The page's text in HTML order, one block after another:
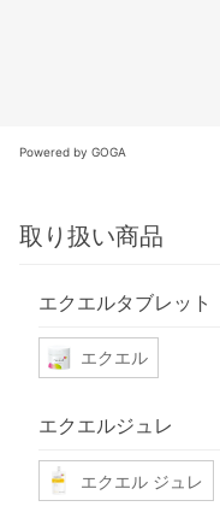
Powered by GOGA
取り扱い商品
エクエルタブレット
エクエル
エクエルジュレ
エクエル ジュレ